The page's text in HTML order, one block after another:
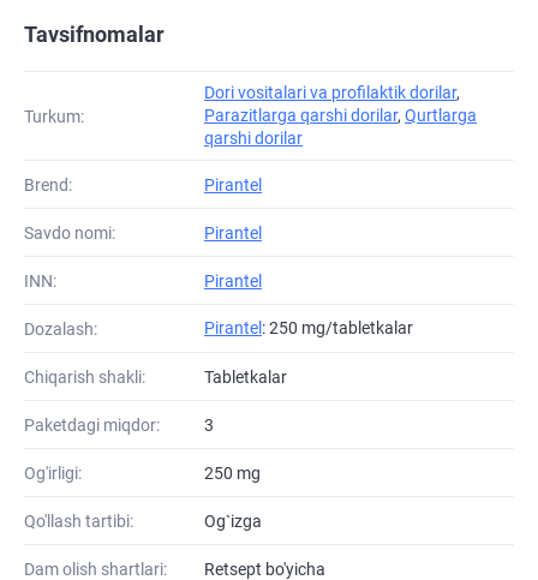
Tavsifnomalar
Turkum:
Dori vositalari va profilaktik dorilar,
Parazitlarga qarshi dorilar, Qurtlarga
qarshi dorilar
Brend: Pirantel
Savdo nomi: Pirantel
INN: Pirantel
Dozalash: Pirantel : 250 mg/tabletkalar
Chiqarish shakli: Tabletkalar
Paketdagi miqdor: 3
Og'irligi: 250 mg
Qo'llash tartibi: Og`izga
Dam olish shartlari: Retsept bo'yicha